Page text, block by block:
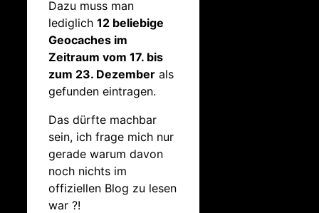
Dazu muss man
lediglich 12 beliebige
Geocaches im
Zeitraum vom 17. bis
zum 23. Dezember als
gefunden eintragen.
Das dürfte machbar
sein, ich frage mich nur
gerade warum davon
noch nichts im
offiziellen Blog zu lesen
war ?!